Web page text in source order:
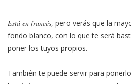
Está en francés, pero verás que la
fondo blanco, con lo que te será
poner los tuyos propios.
También te puede servir para ponerlo